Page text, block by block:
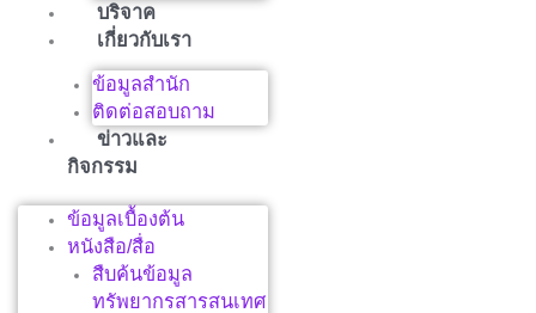
บริจาค
เกี่ยวกับเรา
ข้อมูลสำนัก
ติดต่อสอบถาม
ข่าวและ
กิจกรรม
ข้อมูลเบื้องต้น
หนังสือ/สื่อ
สืบค้นข้อมูล
ทรัพยากรสารสนเทศ